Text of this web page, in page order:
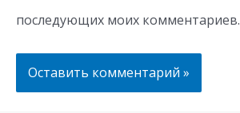
последующих моих комментариев.